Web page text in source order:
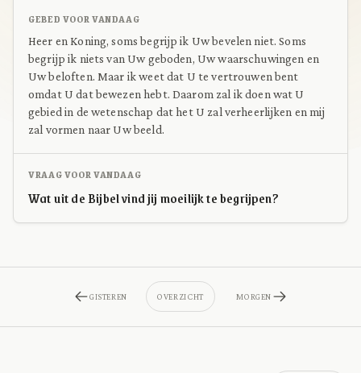
GEBED VOOR VANDAAG
Heer en Koning, soms begrijp ik Uw bevelen niet. Soms
begrijp ik niets van Uw geboden, Uw waarschuwingen en
Uw beloften. Maar ik weet dat U te vertrouwen bent
omdat U dat bewezen hebt. Daarom zal ik doen wat U
gebied in de wetenschap dat het U zal verheerlijken en mij
zal vormen naar Uw beeld.
VRAAG VOOR VANDAAG
Wat uit de Bijbel vind jij moeilijk te begrijpen?
GISTEREN OVERZICHT MORGEN